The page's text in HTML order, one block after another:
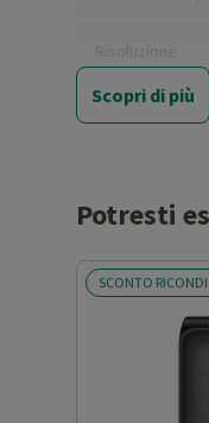
Risoluzione
fotocamera/e
Scopri di più
Potresti
SCONTO